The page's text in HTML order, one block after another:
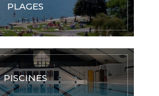
PLAGES
PISCINES